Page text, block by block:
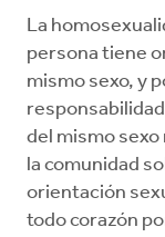
La
persona tiene
mismo sexo, y
del mismo sexo
la comunidad
orientación
todo corazón